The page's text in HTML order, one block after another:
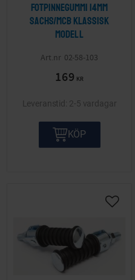
Fotpinnegummi 14mm
Sachs/MCB klassisk
modell
02-58-103
169 KR
2-5 vardagar
KÖP
Lägg